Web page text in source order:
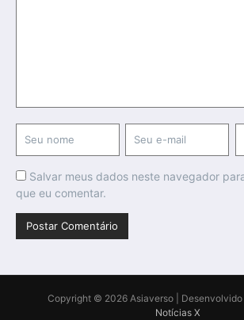
Salvar meus dados neste navegador
que eu comentar.
Copyright © 2026 Asiaverso | Desenvolvido
Notícias X